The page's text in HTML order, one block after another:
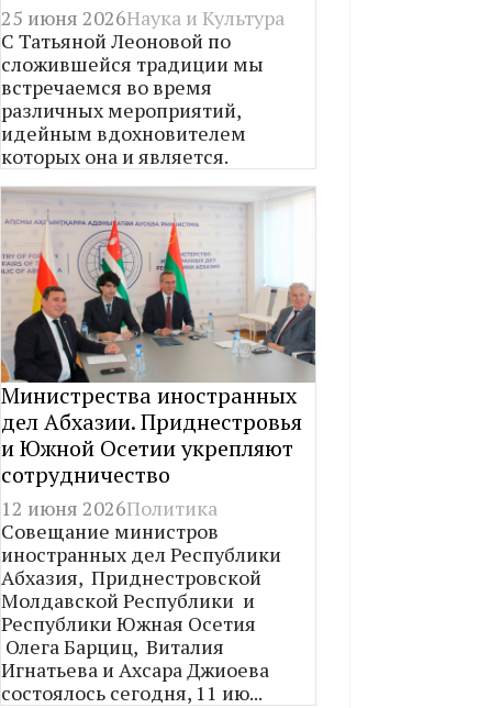
25 июня 2026Наука и Культура
С Татьяной Леоновой по
сложившейся традиции мы
встречаемся во время
различных мероприятий,
идейным вдохновителем
которых она и является.
Министрества иностранных
дел Абхазии. Приднестровья
и Южной Осетии укрепляют
сотрудничество
12 июня 2026Политика
Совещание министров
иностранных дел Республики
Абхазия, Приднестровской
Молдавской Республики и
Республики Южная Осетия
Олега Барциц, Виталия
Игнатьева и Ахсара Джиоева
состоялось сегодня, 11 ию...